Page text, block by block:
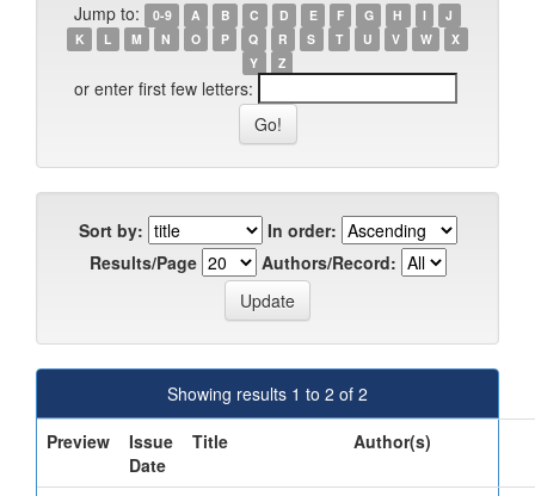
Jump to: 0-9 A B C D E F G H I
J
K
L M N O P Q R S T U V W
X
Y
Z
or enter first few letters:
Sort by:
In order:
Results/Page
Authors/Record:
Showing results 1 to 2 of 2
Preview
Issue
Date
Title Author(s)